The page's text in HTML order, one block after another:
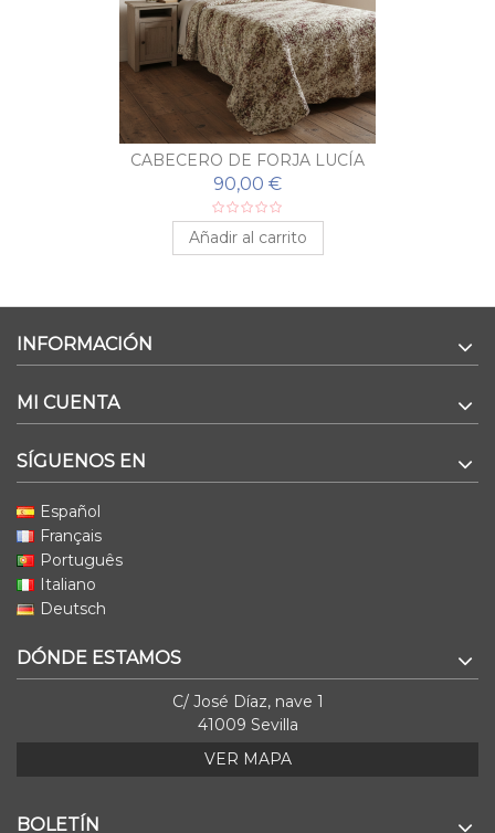
CABECERO DE FORJA LUCÍA
90,00 €
Añadir al carrito
INFORMACIÓN
MI CUENTA
SÍGUENOS EN
Español
Français
Português
Italiano
Deutsch
DÓNDE ESTAMOS
C/ José Díaz, nave 1
41009 Sevilla
VER MAPA
BOLETÍN